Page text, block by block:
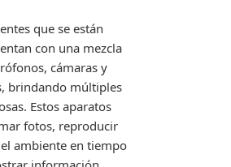
que se están
con una mezcla
cámaras y
brindando múltiples
Estos aparatos
fotos, reproducir
ambiente en tiempo